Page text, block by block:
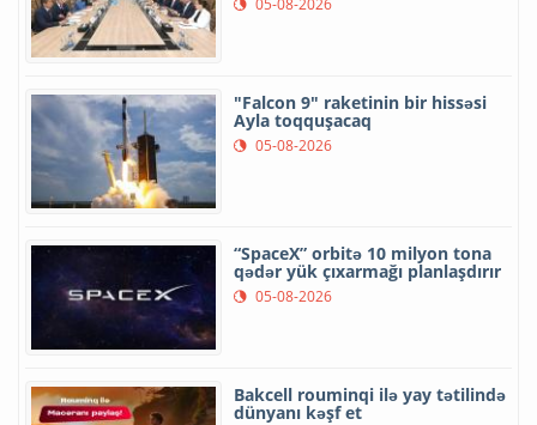
"Falcon 9" raketinin bir hissəsi
Ayla toqquşacaq
05-08-2026
“SpaceX” orbitə 10 milyon tona
qədər yük çıxarmağı planlaşdırır
05-08-2026
Bakcell rouminqi ilə yay tətilində
dünyanı kəşf et